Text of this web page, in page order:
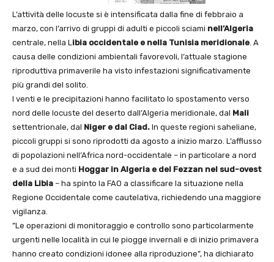
L’attività delle locuste si è intensificata dalla fine di febbraio a
marzo, con l’arrivo di gruppi di adulti e piccoli sciami nell’Algeria
centrale, nella Libia occidentale e nella Tunisia meridionale . A
causa delle condizioni ambientali favorevoli, l’attuale stagione
riproduttiva primaverile ha visto infestazioni significativamente
più grandi del solito.
I venti e le precipitazioni hanno facilitato lo spostamento verso
nord delle locuste del deserto dall’Algeria meridionale, dal Mali
settentrionale, dal Niger e dal Ciad. In queste regioni saheliane,
piccoli gruppi si sono riprodotti da agosto a inizio marzo. L’afflusso
di popolazioni nell’Africa nord-occidentale – in particolare a nord
e a sud dei monti Hoggar in Algeria e del Fezzan nel sud-ovest
della Libia – ha spinto la FAO a classificare la situazione nella
Regione Occidentale come cautelativa, richiedendo una maggiore
vigilanza.
”Le operazioni di monitoraggio e controllo sono particolarmente
urgenti nelle località in cui le piogge invernali e di inizio primavera
hanno creato condizioni idonee alla riproduzione”, ha dichiarato